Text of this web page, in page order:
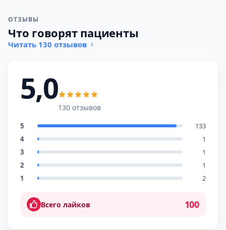
ОТЗЫВЫ
Что говорят пациенты
Читать 130 отзывов
5,0
130 отзывов
5
133
4
1
3
1
2
1
1
2
Всего лайков 100